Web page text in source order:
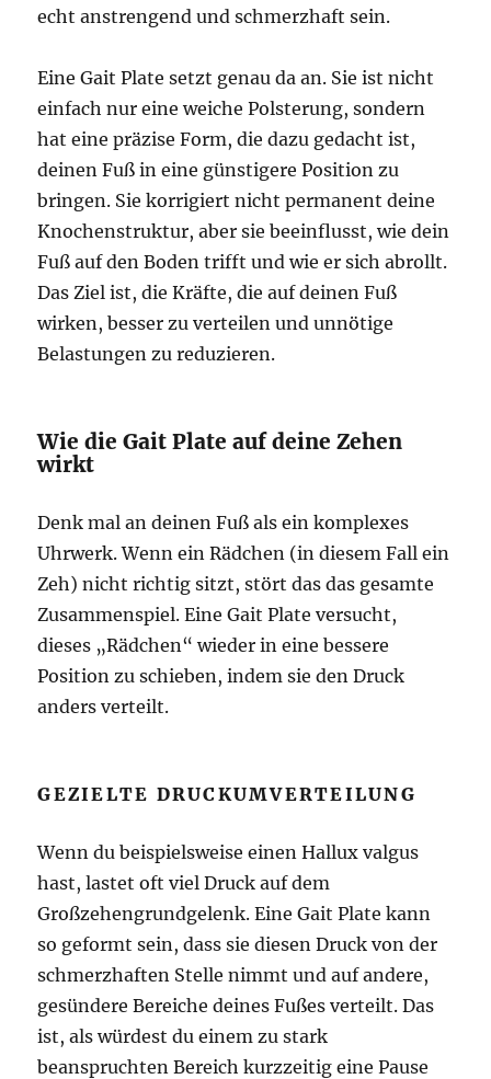
echt anstrengend und schmerzhaft sein.
Eine Gait Plate setzt genau da an. Sie ist nicht
einfach nur eine weiche Polsterung, sondern
hat eine präzise Form, die dazu gedacht ist,
deinen Fuß in eine günstigere Position zu
bringen. Sie korrigiert nicht permanent deine
Knochenstruktur, aber sie beeinflusst, wie dein
Fuß auf den Boden trifft und wie er sich abrollt.
Das Ziel ist, die Kräfte, die auf deinen Fuß
wirken, besser zu verteilen und unnötige
Belastungen zu reduzieren.
Wie die Gait Plate auf deine Zehen
wirkt
Denk mal an deinen Fuß als ein komplexes
Uhrwerk. Wenn ein Rädchen (in diesem Fall ein
Zeh) nicht richtig sitzt, stört das das gesamte
Zusammenspiel. Eine Gait Plate versucht,
dieses „Rädchen“ wieder in eine bessere
Position zu schieben, indem sie den Druck
anders verteilt.
GEZIELTE DRUCKUMVERTEILUNG
Wenn du beispielsweise einen Hallux valgus
hast, lastet oft viel Druck auf dem
Großzehengrundgelenk. Eine Gait Plate kann
so geformt sein, dass sie diesen Druck von der
schmerzhaften Stelle nimmt und auf andere,
gesündere Bereiche deines Fußes verteilt. Das
ist, als würdest du einem zu stark
beanspruchten Bereich kurzzeitig eine Pause